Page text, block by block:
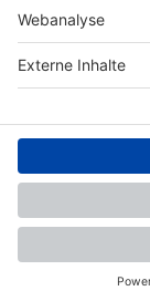
SFV DFB
wir